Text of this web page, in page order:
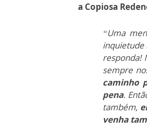
a Copiosa
“Uma
inquietude
responda!
sempre
caminho
pena.
também,
venha